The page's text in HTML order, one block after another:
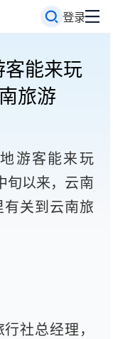
登录
能来玩
旅游
游客能来玩
旬以来，云南
有关到云南旅
社总经理，